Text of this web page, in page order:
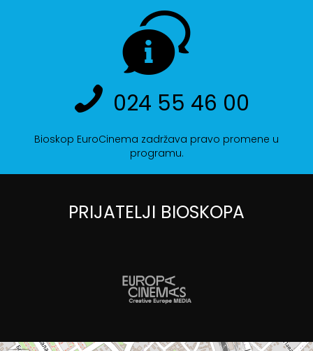
024 55 46 00
Bioskop EuroCinema zadržava pravo promene u
programu.
PRIJATELJI BIOSKOPA